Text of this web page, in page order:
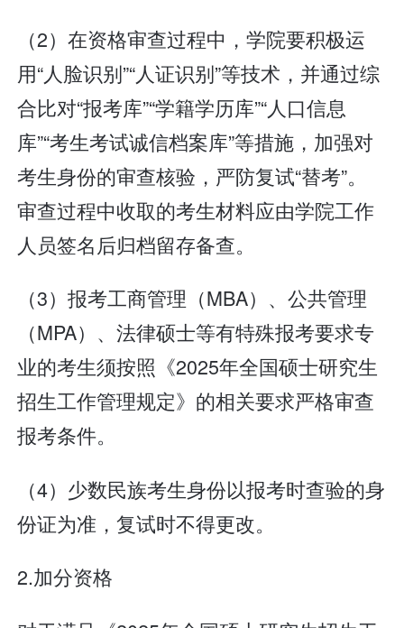
（2）在资格审查过程中，学院要积极运
用“人脸识别”“人证识别”等技术，并通过综
合比对“报考库”“学籍学历库”“人口信息
库”“考生考试诚信档案库”等措施，加强对
考生身份的审查核验，严防复试“替考”。
审查过程中收取的考生材料应由学院工作
人员签名后归档留存备查。
（3）报考工商管理（MBA）、公共管理
（MPA）、法律硕士等有特殊报考要求专
业的考生须按照《2025年全国硕士研究生
招生工作管理规定》的相关要求严格审查
报考条件。
（4）少数民族考生身份以报考时查验的身
份证为准，复试时不得更改。
2.加分资格